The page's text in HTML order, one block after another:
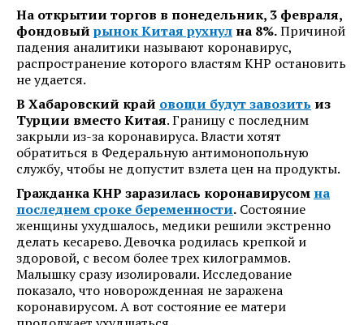
На открытии торгов в понедельник, 3 февраля,
фондовый рынок Китая рухнул на 8%.Причиной
падения аналитики называют коронавирус,
распространение которого властям КНР остановить
не удается.
В Хабаровский край овощи будут завозить из
Турции вместо Китая. Границу с последним
закрыли из-за коронавируса. Власти хотят
обратиться в Федеральную антимонопольную
службу, чтобы не допустит взлета цен на продукты.
Гражданка КНР заразилась коронавирусом на
последнем сроке беременности. Состояние
женщины ухудшалось, медики решили экстренно
делать кесарево. Девочка родилась крепкой и
здоровой, с весом более трех килограммов.
Малышку сразу изолировали. Исследование
показало, что новорожденная не заражена
коронавирусом. А вот состояние ее матери